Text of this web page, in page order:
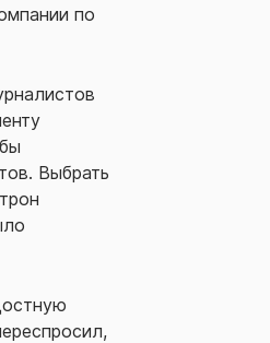
по
Выбрать